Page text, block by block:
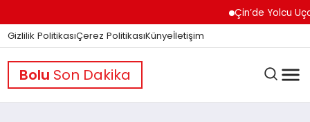
Çin’de Yolcu
Gizlilik PolitikasıÇerez PolitikasıKünyeİletişim
Bolu Son Dakika